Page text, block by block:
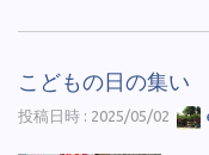
こどもの日の集い
投稿日時 : 2025/05/02